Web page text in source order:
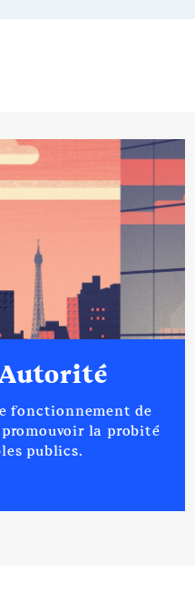
fonctionnement de
la probité
publics.